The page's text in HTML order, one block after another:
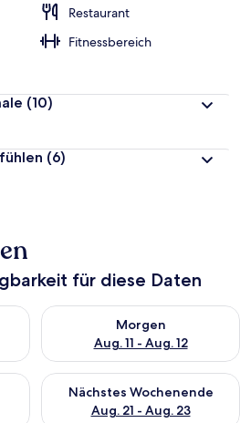
Restaurant
Fitnessbereich
(10)
(6)
für diese Daten
für heute Nacht, Aug. 10 - Aug.
Morgen
Aug. 11 - Aug. 12
Überprüfe die Verfügbarkeit
für dieses Wochenende, Aug. 14
Nächstes Wochenende
Aug. 21 - Aug. 23
Überprüfe die Verfügbarkeit